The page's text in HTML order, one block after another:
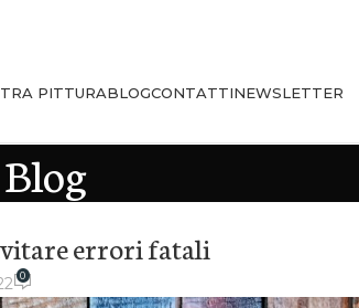
PITTURABLOGCONTATTINEWSLETTER
Blog
errori fatali
0